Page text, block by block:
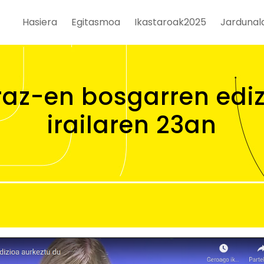
Hasiera Egitasmoa Ikastaroak2025
en bosgarren
irailaren 23an